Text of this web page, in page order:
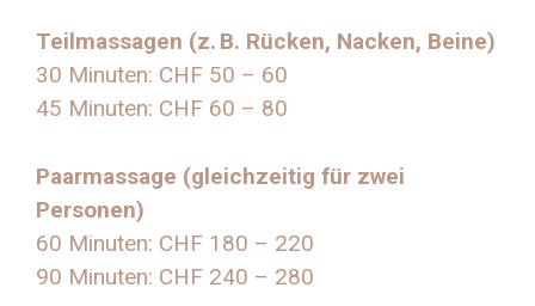
Teilmassagen (z. B. Rücken, Nacken, Beine)
30 Minuten: CHF 50 – 60
45 Minuten: CHF 60 – 80
Paarmassage (gleichzeitig für zwei
Personen)
60 Minuten: CHF 180 – 220
90 Minuten: CHF 240 – 280